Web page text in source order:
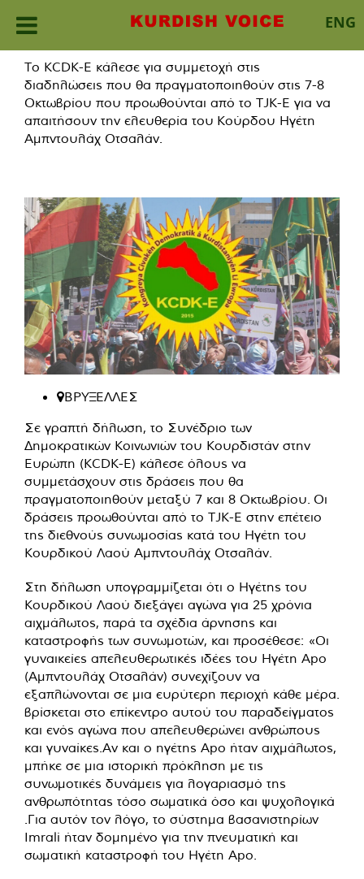
ENG
content
Το KCDK-E κάλεσε για συμμετοχή στις
διαδηλώσεις που θα πραγματοποιηθούν στις 7-8
Οκτωβρίου που προωθούνται από το TJK-E για να
απαιτήσουν την ελευθερία του Κούρδου Ηγέτη
Αμπντουλάχ Οτσαλάν.
ΒΡΥΞΕΛΛΕΣ
Σε γραπτή δήλωση, το Συνέδριο των
Δημοκρατικών Κοινωνιών του Κουρδιστάν στην
Ευρώπη (KCDK-E) κάλεσε όλους να
συμμετάσχουν στις δράσεις που θα
πραγματοποιηθούν μεταξύ 7 και 8 Οκτωβρίου. Οι
δράσεις προωθούνται από το TJK-E στην επέτειο
της διεθνούς συνωμοσίας κατά του Ηγέτη του
Κουρδικού Λαού Αμπντουλάχ Οτσαλάν.
Στη δήλωση υπογραμμίζεται ότι ο Ηγέτης του
Κουρδικού Λαού διεξάγει αγώνα για 25 χρόνια
αιχμάλωτος, παρά τα σχέδια άρνησης και
καταστροφής των συνωμοτών, και προσέθεσε: «Οι
γυναικείες απελευθερωτικές ιδέες του Ηγέτη Apo
(Αμπντουλάχ Οτσαλάν) συνεχίζουν να
εξαπλώνονται σε μια ευρύτερη περιοχή κάθε μέρα.
βρίσκεται στο επίκεντρο αυτού του παραδείγματος
και ενός αγώνα που απελευθερώνει ανθρώπους
και γυναίκες.Αν και ο ηγέτης Apo ήταν αιχμάλωτος,
μπήκε σε μια ιστορική πρόκληση με τις
συνωμοτικές δυνάμεις για λογαριασμό της
ανθρωπότητας τόσο σωματικά όσο και ψυχολογικά
.Για αυτόν τον λόγο, το σύστημα βασανιστηρίων
Imrali ήταν δομημένο για την πνευματική και
σωματική καταστροφή του Ηγέτη Apo.